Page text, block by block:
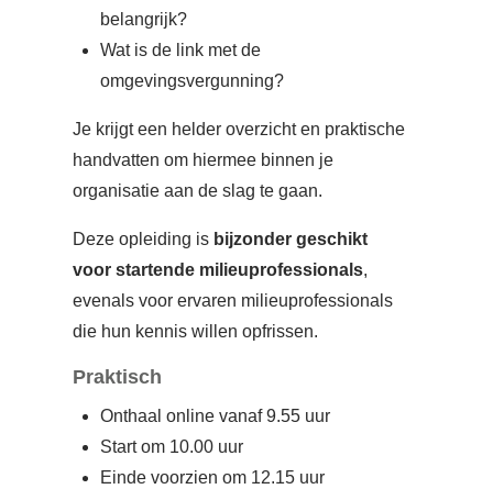
belangrijk?
Wat is de link met de
omgevingsvergunning?
Je krijgt een helder overzicht en praktische
handvatten om hiermee binnen je
organisatie aan de slag te gaan.
Deze opleiding is bijzonder geschikt
voor startende milieuprofessionals,
evenals voor ervaren milieuprofessionals
die hun kennis willen opfrissen.
Praktisch
Onthaal online vanaf 9.55 uur
Start om 10.00 uur
Einde voorzien om 12.15 uur